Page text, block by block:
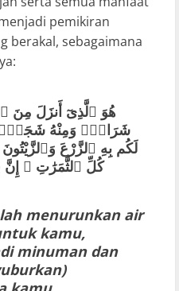
pemikiran
berakal, sebagaimana
هُوَ ٱلَّذِىٓ أَنزَلَ
لَكُم بِهِ ٱلزَّرْعَ
كُلِّ ٱلثَّمَرَٰتِ
menurunkan air
kamu,
minuman dan